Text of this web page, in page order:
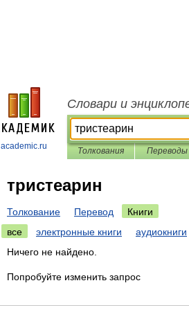
academic.ru
Словари и
Толкования Переводы
тристеарин
Толкование Перевод
Книги
все
электронные книги
аудиокниги
Ничего не найдено.
Попробуйте изменить запрос